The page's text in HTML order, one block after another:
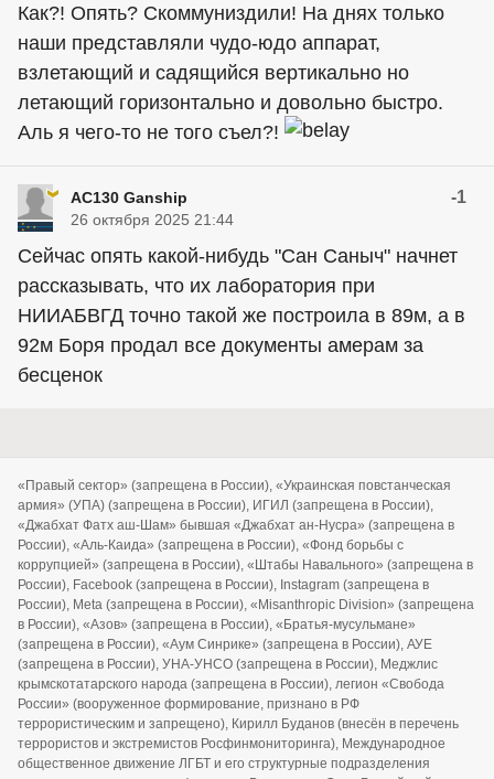
Как?! Опять? Скоммуниздили! На днях только
наши представляли чудо-юдо аппарат,
взлетающий и садящийся вертикально но
летающий горизонтально и довольно быстро.
Аль я чего-то не того съел?!
AC130 Ganship -1
26 октября 2025 21:44
Ceйчас опять какой-нибудь "Сан Саныч" начнет
рассказывать, что их лаборатория при
НИИАБВГД точно такой же построила в 89м, а в
92м Боря продал все документы амерам за
бесценок
«Правый сектор» (запрещена в России), «Украинская повстанческая
армия» (УПА) (запрещена в России), ИГИЛ (запрещена в России),
«Джабхат Фатх аш-Шам» бывшая «Джабхат ан-Нусра» (запрещена в
России), «Аль-Каида» (запрещена в России), «Фонд борьбы с
коррупцией» (запрещена в России), «Штабы Навального» (запрещена в
России), Facebook (запрещена в России), Instagram (запрещена в
России), Meta (запрещена в России), «Misanthropic Division» (запрещена
в России), «Азов» (запрещена в России), «Братья-мусульмане»
(запрещена в России), «Аум Синрике» (запрещена в России), АУЕ
(запрещена в России), УНА-УНСО (запрещена в России), Меджлис
крымскотатарского народа (запрещена в России), легион «Свобода
России» (вооруженное формирование, признано в РФ
террористическим и запрещено), Кирилл Буданов (внесён в перечень
террористов и экстремистов Росфинмониторинга), Международное
общественное движение ЛГБТ и его структурные подразделения